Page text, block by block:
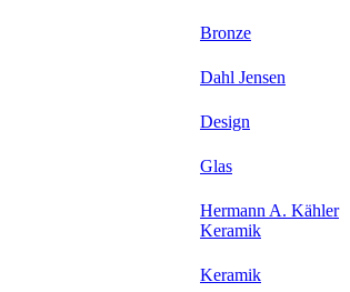
Bronze
Dahl Jensen
Design
Glas
Hermann A. Kähler
Keramik
Keramik